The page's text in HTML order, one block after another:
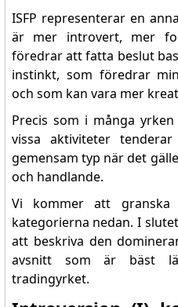
ISFP representerar en
är mer introvert, mer
föredrar att fatta beslut
instinkt, som föredrar
och som kan vara mer
Precis som i många
vissa aktiviteter
gemensam typ när det
och handlande.
Vi kommer att
kategorierna nedan. I
att beskriva den
avsnitt som är bäst
tradingyrket.